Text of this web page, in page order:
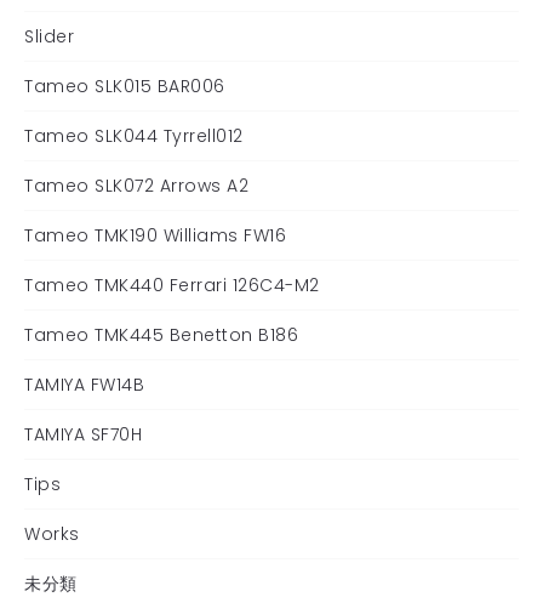
Slider
Tameo SLK015 BAR006
Tameo SLK044 Tyrrell012
Tameo SLK072 Arrows A2
Tameo TMK190 Williams FW16
Tameo TMK440 Ferrari 126C4-M2
Tameo TMK445 Benetton B186
TAMIYA FW14B
TAMIYA SF70H
Tips
Works
未分類